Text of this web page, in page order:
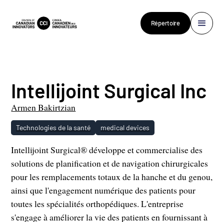
Répertoire
Intellijoint Surgical Inc
Armen Bakirtzian
Technologies de la santé medical devices
Intellijoint Surgical® développe et commercialise des
solutions de planification et de navigation chirurgicales
pour les remplacements totaux de la hanche et du genou,
ainsi que l'engagement numérique des patients pour
toutes les spécialités orthopédiques. L'entreprise
s'engage à améliorer la vie des patients en fournissant à